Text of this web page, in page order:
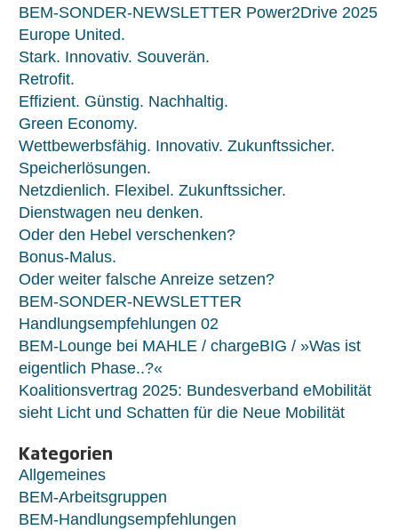
BEM-SONDER-NEWSLETTER Power2Drive 2025
Europe United.
Stark. Innovativ. Souverän.
Retrofit.
Effizient. Günstig. Nachhaltig.
Green Economy.
Wettbewerbsfähig. Innovativ. Zukunftssicher.
Speicherlösungen.
Netzdienlich. Flexibel. Zukunftssicher.
Dienstwagen neu denken.
Oder den Hebel verschenken?
Bonus-Malus.
Oder weiter falsche Anreize setzen?
BEM-SONDER-NEWSLETTER
Handlungsempfehlungen 02
BEM-Lounge bei MAHLE / chargeBIG / »Was ist
eigentlich Phase..?«
Koalitionsvertrag 2025: Bundesverband eMobilität
sieht Licht und Schatten für die Neue Mobilität
Kategorien
Allgemeines
BEM-Arbeitsgruppen
BEM-Handlungsempfehlungen